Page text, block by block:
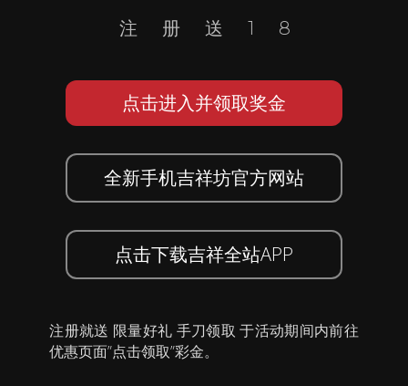
注册送18
点击进入并领取奖金
全新手机吉祥坊官方网站
点击下载吉祥全站APP
注册就送 限量好礼 手刀领取 于活动期间内前往
优惠页面”点击领取”彩金。